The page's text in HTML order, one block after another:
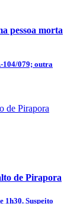
pessoa morta
104/079; outra
de Pirapora
1h30. Suspeito